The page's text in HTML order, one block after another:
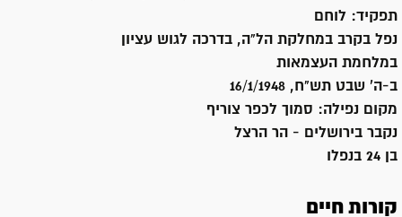
תפקיד: לוחם
נפל בקרב במחלקת הל"ה, בדרכה לגוש עציון
במלחמת העצמאות
ב-ה' שבט תש"ח, 16/1/1948
מקום נפילה: סמוך לכפר צוריף
נקבר בירושלים - הר הרצל
בן 24 בנפלו
קורות חיים